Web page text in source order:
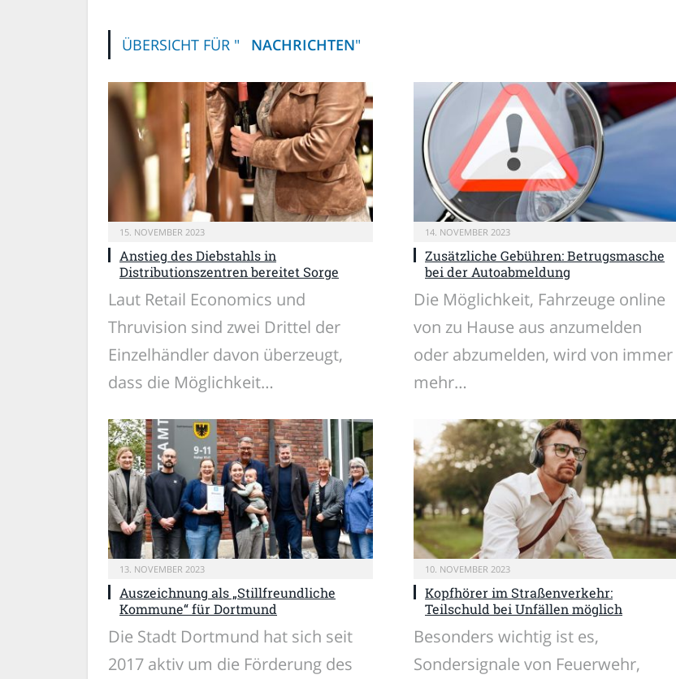
ÜBERSICHT FÜR " NACHRICHTEN"
15. NOVEMBER 2023
Anstieg des Diebstahls in
Distributionszentren bereitet Sorge
Laut Retail Economics und
Thruvision sind zwei Drittel der
Einzelhändler davon überzeugt,
dass die Möglichkeit…
14. NOVEMBER 2023
Zusätzliche Gebühren: Betrugsmasche
bei der Autoabmeldung
Die Möglichkeit, Fahrzeuge online
von zu Hause aus anzumelden
oder abzumelden, wird von immer
mehr…
13. NOVEMBER 2023
Auszeichnung als „Stillfreundliche
Kommune“ für Dortmund
Die Stadt Dortmund hat sich seit
2017 aktiv um die Förderung des
10. NOVEMBER 2023
Kopfhörer im Straßenverkehr:
Teilschuld bei Unfällen möglich
Besonders wichtig ist es,
Sondersignale von Feuerwehr,